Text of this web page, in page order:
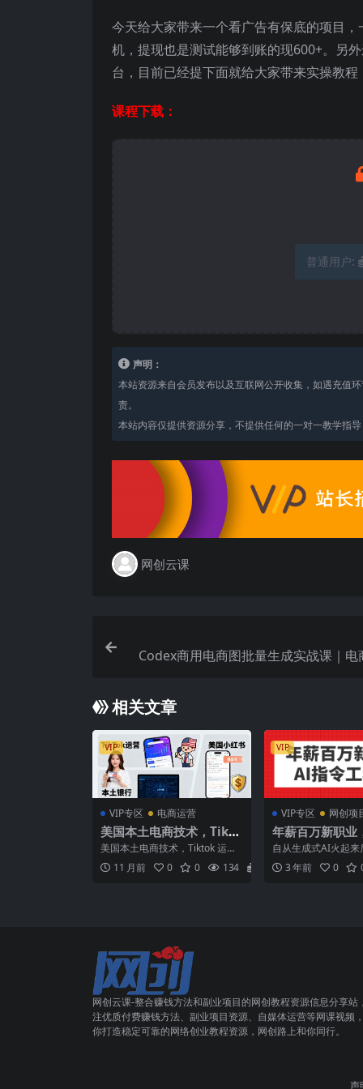
今天给大家带来一个看广告有保底的项目
机，提现也是测试能够到账的现600+。另
台，目前已经提下面就给大家带来实操教程
课程下载：
普通用户:
声明：
本站资源来自会员发布以及互联网公开收集，如遇充值
责。
本站内容仅提供资源分享，不提供任何的一对一教学指
网创云课
Codex商用电商图批量生成实战课｜电
相关文章
VIP
VIP专区 电商运营
美国本土电商技术，Tikto
k 运营篇+美国小红书篇
+本土银行篇
美国本土电商技术，Tiktok 运营
篇+美国小红书篇+本土银行篇 课
程内容： T...
11 月前 0 0 134 5.8
VIP
VIP专区 网创项
年薪百万新职业
工程师
自从生成式AI火起来
一个即将爆火但大
道的职业诞生了：AI
3 年前 0
网创云课-整合赚钱方法和副业项目的网创教程资源信息分享站
注优质付费赚钱方法、副业项目资源、自媒体运营等网课视频
你打造稳定可靠的网络创业教程资源，网创路上和你同行。
声